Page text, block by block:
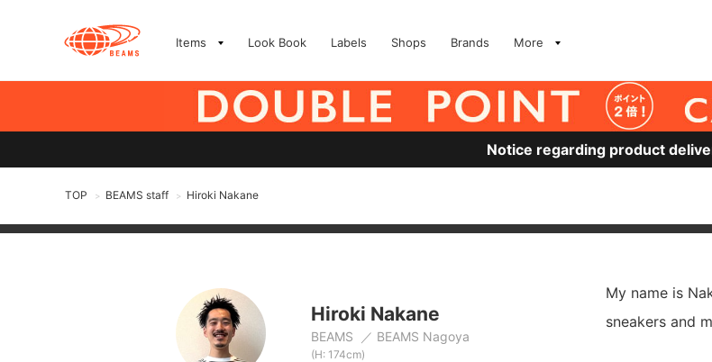
Items Look Book Labels Shops Brands More
Notice regarding product
TOP > BEAMS staff > Hiroki Nakane
Hiroki Nakane
BEAMS BEAMS Nagoya
(H: 174cm)
My name is
sneakers and